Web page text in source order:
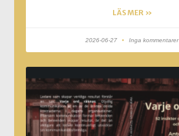
LÄS MER »
2026-06-27 Inga kommentarer